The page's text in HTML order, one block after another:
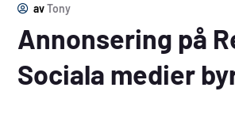
avTony
Annonsering på
Sociala medier